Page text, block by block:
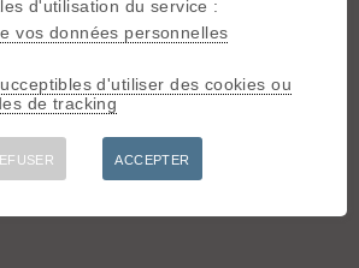
poster
d'utilisation du service :
vos données personnelles
d'utiliser des cookies ou
de tracking
ACCEPTER